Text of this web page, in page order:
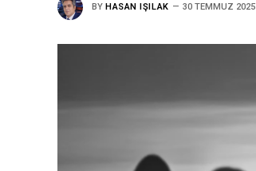
BY HASAN IŞILAK 30 TEMMUZ 2025